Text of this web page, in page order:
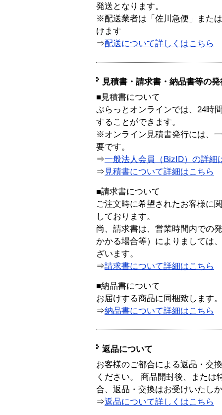
発送となります。
※配送業者は「佐川急便」また
けます
⇒配送について詳しくはこちら
見積書・請求書・納品書等の
■見積書について
ぷらっとオンラインでは、24時
することができます。
※オンライン見積書発行には、
要です。
⇒一般法人会員（BizID）の詳細
⇒ 見積書について詳細はこちら
■請求書について
ご注文時に希望されたお客様に
しております。
尚、請求書は、営業時間内での
かかる場合等）によりましては
ざいます。
⇒請求書について詳細はこちら
■納品書について
お届けする商品に同梱致します。
⇒納品書について詳細はこちら
返品について
お客様のご都合による返品・交
ください。 商品開封後、または
合、返品・交換はお受けいたし
⇒返品について詳しくはこちら